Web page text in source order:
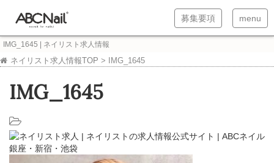
T
o
募集要項
T
o
menu
IMG_1645 | ネイリスト求人情報
ネイリスト求人情報TOP > IMG_1645
IMG_1645